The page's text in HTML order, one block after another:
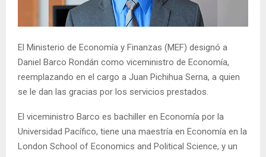
El Ministerio de Economía y Finanzas (MEF) designó a
Daniel Barco Rondán como viceministro de Economía,
reemplazando en el cargo a Juan Pichihua Serna, a quien
se le dan las gracias por los servicios prestados.
El viceministro Barco es bachiller en Economía por la
Universidad Pacífico, tiene una maestría en Economía en la
London School of Economics and Political Science, y un